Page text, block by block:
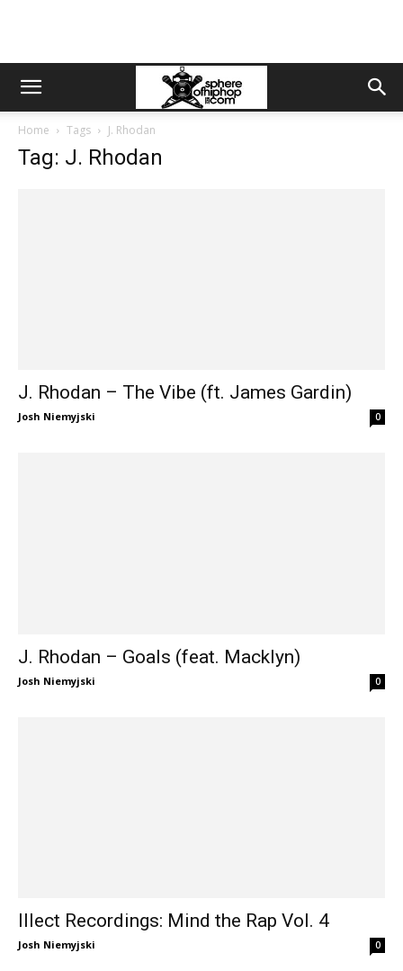
Home Tags J. Rhodan
Tag: J. Rhodan
J. Rhodan – The Vibe (ft. James Gardin)
Josh Niemyjski 0
J. Rhodan – Goals (feat. Macklyn)
Josh Niemyjski 0
Illect Recordings: Mind the Rap Vol. 4
Josh Niemyjski 0